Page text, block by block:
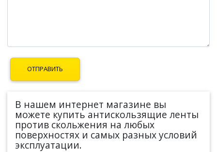
В нашем интернет магазине вы
можете купить антискользящие ленты
против скольжения на любых
поверхностях и самых разных условий
эксплуатации.